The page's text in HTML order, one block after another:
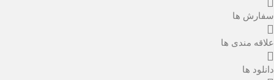
سفارش ها
علاقه مندی ها
دانلود ها